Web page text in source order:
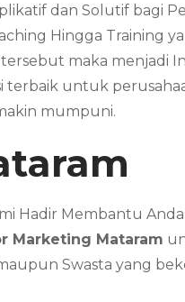
dan Solutif bagi
Hingga Training
maka menjadi
untuk
mumpuni.
Hadir Membantu
Marketing Mataram
Swasta yang